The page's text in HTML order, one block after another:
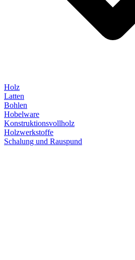
Holz
Latten
Bohlen
Hobelware
Konstruktionsvollholz
Holzwerkstoffe
Schalung und Rauspund